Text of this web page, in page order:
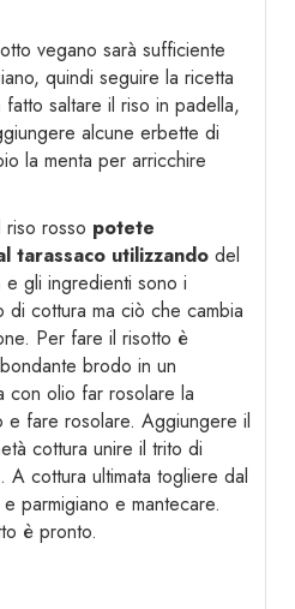
vegano sarà sufficiente
quindi seguire la ricetta
saltare il riso in padella,
alcune erbette di
la menta per arricchire
rosso potete
tarassaco utilizzando del
e gli ingredienti sono i
di cottura ma ciò che cambia
Per fare il risotto è
brodo in un
con olio far rosolare la
e fare rosolare. Aggiungere il
cottura unire il trito di
cottura ultimata togliere dal
parmigiano e mantecare.
è pronto.